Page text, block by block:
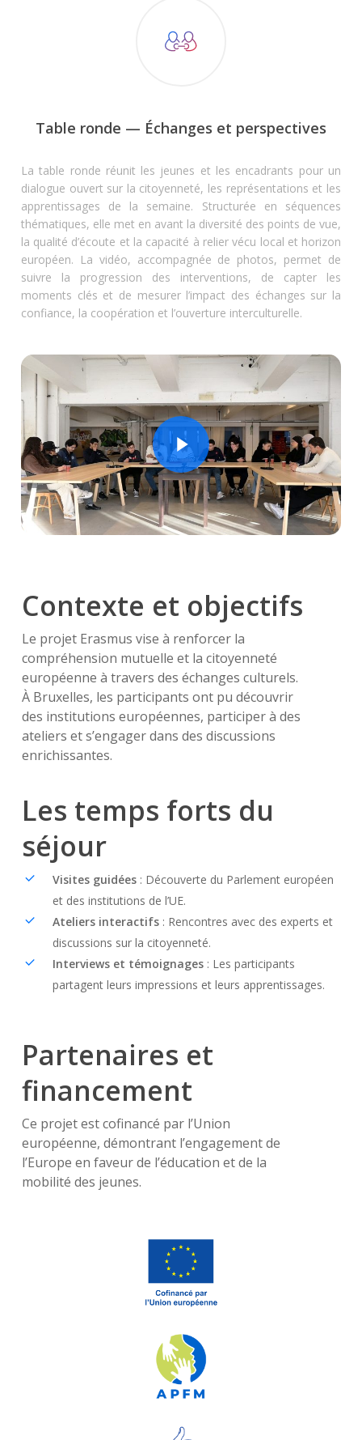
Table ronde — Échanges et perspectives
La table ronde réunit les jeunes et les encadrants pour un
dialogue ouvert sur la citoyenneté, les représentations et les
apprentissages de la semaine. Structurée en séquences
thématiques, elle met en avant la diversité des points de vue,
la qualité d’écoute et la capacité à relier vécu local et horizon
européen. La vidéo, accompagnée de photos, permet de
suivre la progression des interventions, de capter les
moments clés et de mesurer l’impact des échanges sur la
confiance, la coopération et l’ouverture interculturelle.
Play Video
Contexte et objectifs
Le projet Erasmus vise à renforcer la
compréhension mutuelle et la citoyenneté
européenne à travers des échanges culturels.
À Bruxelles, les participants ont pu découvrir
des institutions européennes, participer à des
ateliers et s’engager dans des discussions
enrichissantes.
Les temps forts du
séjour
Visites guidées: Découverte du Parlement européen
et des institutions de l’UE.
Ateliers interactifs: Rencontres avec des experts et
discussions sur la citoyenneté.
Interviews et témoignages: Les participants
partagent leurs impressions et leurs apprentissages.
Partenaires et
financement
Ce projet est cofinancé par l’Union
européenne, démontrant l’engagement de
l’Europe en faveur de l’éducation et de la
mobilité des jeunes.